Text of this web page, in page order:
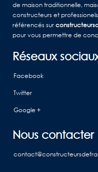
de maison traditionnelle,
constructeurs et
référencés sur
pour vous permettre de
Réseaux
Facebook
Twitter
Google +
Nous contacter